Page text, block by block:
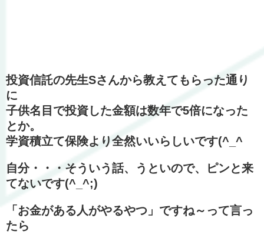
投資信託の先生Sさんから教えてもらった通り
に
子供名目で投資した金額は数年で5倍になった
とか。
学資積立て保険より全然いいらしいです(^_^
自分・・・そういう話、うといので、ピンと来
てないです(^_^;)
「お金がある人がやるやつ」ですね～って言っ
たら